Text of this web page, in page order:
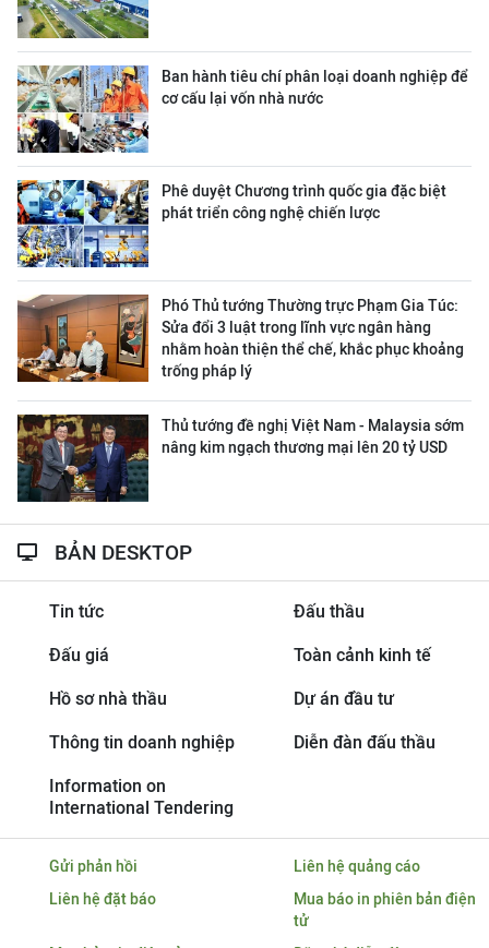
Ban hành tiêu chí phân loại doanh nghiệp để
cơ cấu lại vốn nhà nước
Phê duyệt Chương trình quốc gia đặc biệt
phát triển công nghệ chiến lược
Phó Thủ tướng Thường trực Phạm Gia Túc:
Sửa đổi 3 luật trong lĩnh vực ngân hàng
nhằm hoàn thiện thể chế, khắc phục khoảng
trống pháp lý
Thủ tướng đề nghị Việt Nam - Malaysia sớm
nâng kim ngạch thương mại lên 20 tỷ USD
BẢN DESKTOP
Tin tức Đấu thầu
Đấu giá Toàn cảnh kinh tế
Hồ sơ nhà thầu Dự án đầu tư
Thông tin doanh nghiệp Diễn đàn đấu thầu
Information on
International Tendering
Gửi phản hồi
Liên hệ quảng cáo
Liên hệ đặt báo
Mua báo in phiên bản điện
tử